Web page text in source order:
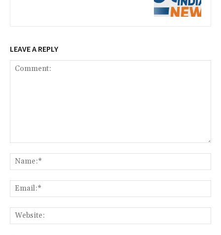
LEAVE A REPLY